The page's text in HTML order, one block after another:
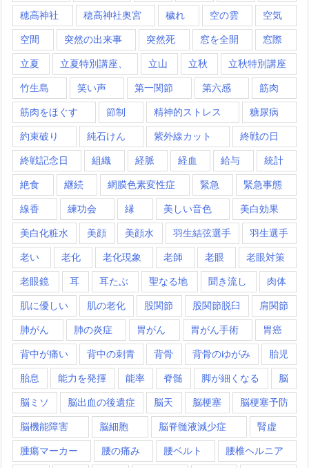
穂高神社 穂高神社奥宮 穢れ 空の雲 空気
空間 突然の出来事 突然死 窓を全開 窓際
立夏 立夏特別講座、 立山 立秋 立秋特別講座
竹生島 笑い声 第一関節 第六感 筋肉
筋肉をほぐす 節制 精神的ストレス 糖尿病
約束破り 純石けん 紫外線カット 終戦の日
終戦記念日 組織 経脈 経血 給与 統計
絶食 継続 網膜色素変性症 緊急 緊急事態
線香 練功会 縁 美しい音色 美白効果
美白化粧水 美顔 美顔水 羽生結弦選手 羽生選手
老い 老化 老化現象 老師 老眼 老眼対策
老眼鏡 耳 耳たぶ 聖なる地 聞き流し 肉体
肌に優しい 肌の老化 股関節 股関節脱臼 肩関節
肺がん 肺の炎症 胃がん 胃がん手術 胃癌
背中が痛い 背中の刺青 背骨 背骨のゆがみ 胎児
胎息 能力を発揮 能率 脊髄 脚が細くなる 脳
脳ミソ 脳出血の後遺症 脳天 脳梗塞 脳梗塞予防
脳機能障害 脳細胞 脳脊髄液減少症 腎虚
腫瘍マーカー 腰の痛み 腰ベルト 腰椎ヘルニア